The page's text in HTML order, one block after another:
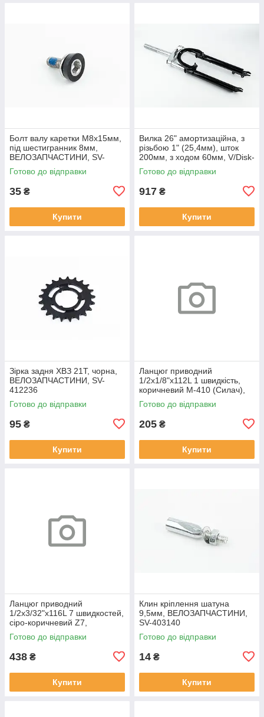
Болт валу каретки M8x15мм,
під шестигранник 8мм,
ВЕЛОЗАПЧАСТИНИ, SV-
403875
Готово до відправки
35 ₴
Купити
Вилка 26" амортизаційна, з
різьбою 1" (25,4мм), шток
200мм, з ходом 60мм, V/Disk-
brake, чорна,
ВЕЛОЗАПЧАСТИНИ, SV-
Готово до відправки
917 ₴
Купити
Зірка задня ХВЗ 21T, чорна,
ВЕЛОЗАПЧАСТИНИ, SV-
412236
Готово до відправки
95 ₴
Купити
Ланцюг приводний
1/2х1/8"х112L 1 швидкість,
коричневий M-410 (Силач),
ВЕЛОЗАПЧАСТИНИ, SV-
412658
Готово до відправки
205 ₴
Купити
Ланцюг приводний
1/2х3/32"х116L 7 швидкостей,
сіро-коричневий Z7,
ВЕЛОЗАПЧАСТИНИ, SV-
406559
Готово до відправки
438 ₴
Купити
Клин кріплення шатуна
9,5мм, ВЕЛОЗАПЧАСТИНИ,
SV-403140
Готово до відправки
14 ₴
Купити